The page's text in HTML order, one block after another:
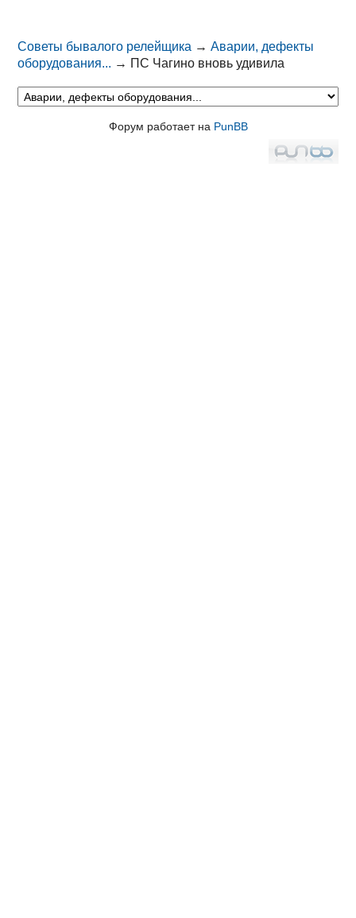
Советы бывалого релейщика →Аварии, дефекты
оборудования... → ПС Чагино вновь удивила
Форум работает на PunBB